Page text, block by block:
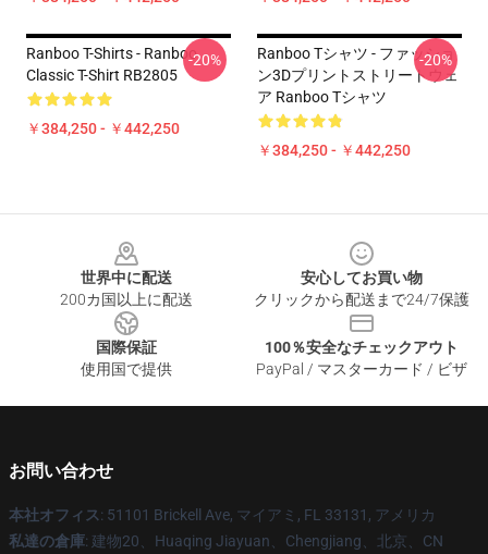
Ranboo T-Shirts - Ranboo
Classic T-Shirt RB2805
￥384,250 - ￥442,250
-20%
Ranboo Tシャツ - ファッショ
ン3Dプリントストリートウェ
ア Ranboo Tシャツ
￥384,250 - ￥442,250
-20%
世界中に配送
200カ国以上に配送
安心してお買い物
クリックから配送まで24/7保護
国際保証
使用国で提供
100％安全なチェックアウト
PayPal / マスターカード / ビザ
お問い合わせ
本社オフィス: 51101 Brickell Ave, マイアミ, FL 33131, アメリカ
私達の倉庫: 建物20、Huaqing Jiayuan、Chengjiang、北京、CN